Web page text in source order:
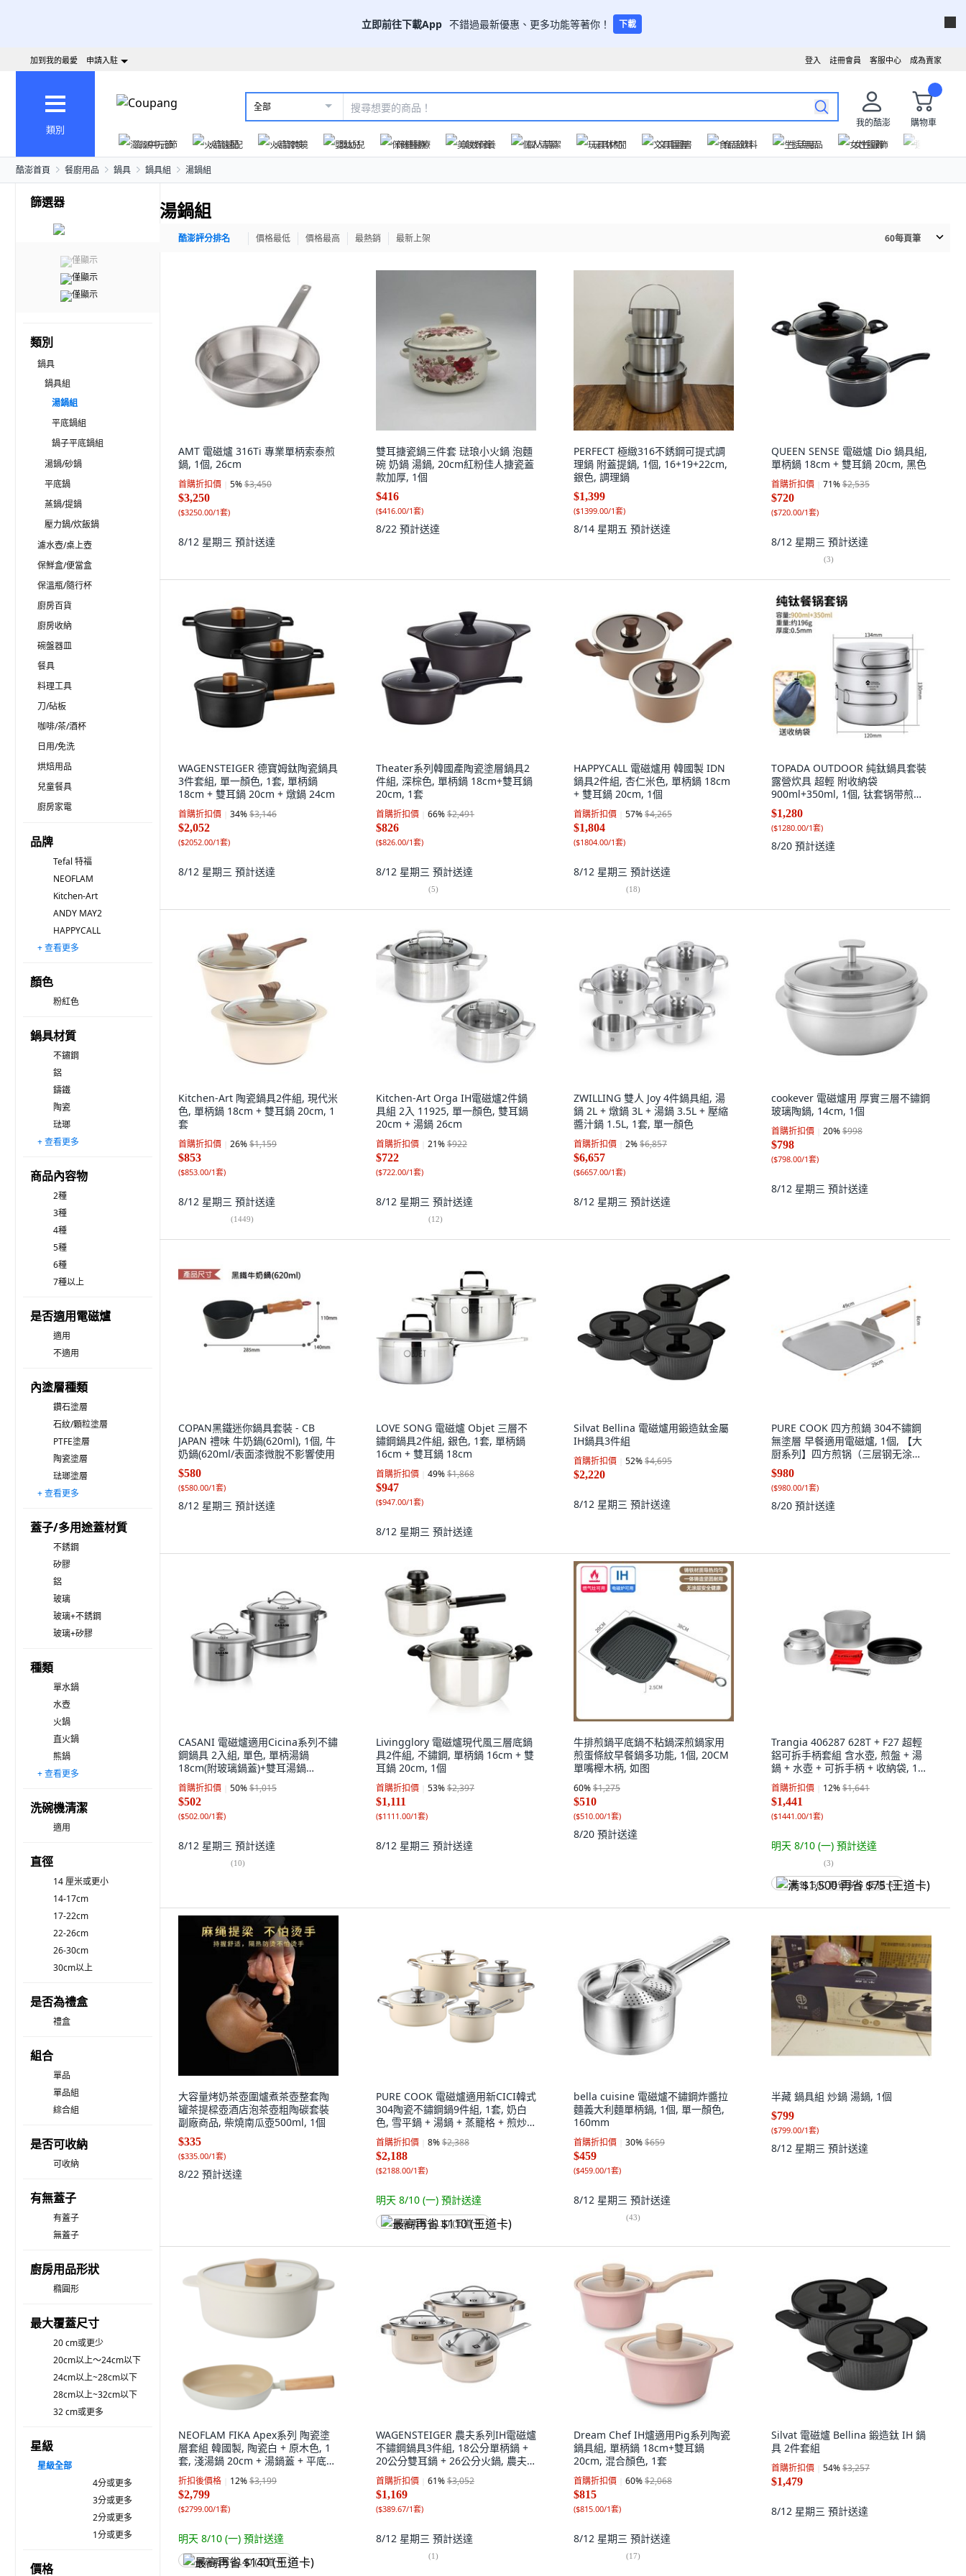
立即前往下載App 不錯過最新優惠、更多功能等著你！ 下載
成為賣家
客服中心
註冊會員
登入
加到我的最愛 申請入駐
類別
全部
我的酷澎
購物車
澎派中元節
火箭速配 火箭跨境 嬰幼兒 保健醫療 美妝保養 個人清潔 玩具休閒 文具圖書 食品飲料 生活用品 女性服飾
酷澎首頁 餐廚用品 鍋具 鍋具組 湯鍋組
篩選器
僅顯示
僅顯示
僅顯示
類別
鍋具
鍋具組
湯鍋組
平底鍋組
鍋子平底鍋組
湯鍋/砂鍋
平底鍋
蒸鍋/提鍋
壓力鍋/炊飯鍋
濾水壺/桌上壺
保鮮盒/便當盒
保溫瓶/隨行杯
廚房百貨
廚房收納
碗盤器皿
餐具
料理工具
刀/砧板
咖啡/茶/酒杯
日用/免洗
烘焙用品
兒童餐具
廚房家電
品牌
Tefal 特福
NEOFLAM
Kitchen-Art
ANDY MAY2
HAPPYCALL
QUEEN SENSE
WAGENSTEIGER
comet
PLUS PERFECT 理想
ZWILLING 雙人
無品牌
MASIONS 美心
Kitchenwell
bella cuisine
IRIS OHYAMA 愛麗思歐雅瑪
PNPOONGNYUN
Silvat
Modern House
HANIL STAINLESS STEEL
ELO
+ 查看更多
顏色
粉紅色
鍋具材質
不鏽鋼
鋁
鑄鐵
陶瓷
琺瑯
混合型
石頭
鐵
銅
+ 查看更多
商品內容物
2種
3種
4種
5種
6種
7種以上
是否適用電磁爐
適用
不適用
內塗層種類
鑽石塗層
石紋/顆粒塗層
PTFE塗層
陶瓷塗層
琺瑯塗層
鈦塗層
其他塗層
+ 查看更多
蓋子/多用途蓋材質
不銹鋼
矽膠
鋁
玻璃
玻璃+不銹鋼
玻璃+矽膠
種類
單水鍋
水壺
火鍋
直火鍋
熊鍋
汽船
桶
圖克貝吉
+ 查看更多
洗碗機清潔
適用
直徑
14 厘米或更小
14-17cm
17-22cm
22-26cm
26-30cm
30cm以上
是否為禮盒
禮盒
組合
單品
單品組
綜合組
是否可收納
可收納
有無蓋子
有蓋子
無蓋子
廚房用品形狀
橢圓形
最大覆蓋尺寸
20 cm或更少
20cm以上～24cm以下
24cm以上~28cm以下
28cm以上~32cm以下
32 cm或更多
星級
星級全部
4分或更多
3分或更多
2分或更多
1分或更多
價格
湯鍋組
酷澎評分排名 價格最低 價格最高 最熱銷 最新上架 60每頁筆
AMT 電磁爐 316Ti 專業單柄索泰煎
鍋, 1個, 26cm
首購折扣價 5%$3,450
$3,250
($3250.00/1套)
8/12 星期三 預計送達
雙耳搪瓷鍋三件套 琺琅小火鍋 泡麵
碗 奶鍋 湯鍋, 20cm紅粉佳人搪瓷蓋
款加厚, 1個
$416
($416.00/1套)
8/22 預計送達
PERFECT 極緻316不銹鋼可提式調
理鍋 附蓋提鍋, 1個, 16+19+22cm,
銀色, 調理鍋
$1,399
($1399.00/1套)
8/14 星期五 預計送達
QUEEN SENSE 電磁爐 Dio 鍋具組,
單柄鍋 18cm + 雙耳鍋 20cm, 黑色
首購折扣價 71%$2,535
$720
($720.00/1套)
8/12 星期三 預計送達
(3)
WAGENSTEIGER 德寶姆鈦陶瓷鍋具
3件套組, 單一顏色, 1套, 單柄鍋
18cm + 雙耳鍋 20cm + 燉鍋 24cm
首購折扣價 34%$3,146
$2,052
($2052.00/1套)
8/12 星期三 預計送達
Theater系列韓國產陶瓷塗層鍋具2
件組, 深棕色, 單柄鍋 18cm+雙耳鍋
20cm, 1套
首購折扣價 66%$2,491
$826
($826.00/1套)
8/12 星期三 預計送達
(5)
HAPPYCALL 電磁爐用 韓國製 IDN
鍋具2件組, 杏仁米色, 單柄鍋 18cm
+ 雙耳鍋 20cm, 1個
首購折扣價 57%$4,265
$1,804
($1804.00/1套)
8/12 星期三 預計送達
(18)
TOPADA OUTDOOR 純鈦鍋具套裝
露營炊具 超輕 附收納袋
900ml+350ml, 1個, 钛套锅带煎
(900ml+350ml), 1個
$1,280
($1280.00/1套)
8/20 預計送達
Kitchen-Art 陶瓷鍋具2件組, 現代米
色, 單柄鍋 18cm + 雙耳鍋 20cm, 1
套
首購折扣價 26%$1,159
$853
($853.00/1套)
8/12 星期三 預計送達
(1449)
Kitchen-Art Orga IH電磁爐2件鍋
具組 2入 11925, 單一顏色, 雙耳鍋
20cm + 湯鍋 26cm
首購折扣價 21%$922
$722
($722.00/1套)
8/12 星期三 預計送達
(12)
ZWILLING 雙人 Joy 4件鍋具組, 湯
鍋 2L + 燉鍋 3L + 湯鍋 3.5L + 壓縮
醬汁鍋 1.5L, 1套, 單一顏色
首購折扣價 2%$6,857
$6,657
($6657.00/1套)
8/12 星期三 預計送達
cookever 電磁爐用 厚實三層不鏽鋼
玻璃陶鍋, 14cm, 1個
首購折扣價 20%$998
$798
($798.00/1套)
8/12 星期三 預計送達
COPAN黑鐵迷你鍋具套裝 - CB
JAPAN 禮味 牛奶鍋(620ml), 1個, 牛
奶鍋(620ml/表面漆微脫不影響使用
$580
($580.00/1套)
8/12 星期三 預計送達
LOVE SONG 電磁爐 Objet 三層不
鏽鋼鍋具2件組, 銀色, 1套, 單柄鍋
16cm + 雙耳鍋 18cm
首購折扣價 49%$1,868
$947
($947.00/1套)
8/12 星期三 預計送達
Silvat Bellina 電磁爐用鍛造鈦金屬
IH鍋具3件組
首購折扣價 52%$4,695
$2,220
8/12 星期三 預計送達
PURE COOK 四方煎鍋 304不鏽鋼
無塗層 早餐適用電磁爐, 1個, 【大
厨系列】四方煎锅（三层钢无涂
层）, 银色
$980
($980.00/1套)
8/20 預計送達
CASANI 電磁爐適用Cicina系列不鏽
鋼鍋具 2入組, 單色, 單柄湯鍋
18cm(附玻璃鍋蓋)+雙耳湯鍋
20cm(附玻璃鍋蓋), 1套
首購折扣價 50%$1,015
$502
($502.00/1套)
8/12 星期三 預計送達
(10)
Livingglory 電磁爐現代風三層底鍋
具2件組, 不鏽鋼, 單柄鍋 16cm + 雙
耳鍋 20cm, 1個
首購折扣價 53%$2,397
$1,111
($1111.00/1套)
8/12 星期三 預計送達
牛排煎鍋平底鍋不粘鍋深煎鍋家用
煎蛋條紋早餐鍋多功能, 1個, 20CM
單嘴櫸木柄, 如图
60%$1,275
$510
($510.00/1套)
8/20 預計送達
Trangia 406287 628T + F27 超輕
鋁可拆手柄套組 含水壺, 煎盤 + 湯
鍋 + 水壺 + 可拆手柄 + 收納袋, 1組,
銀色 + 黑色 + 紅色
首購折扣價 12%$1,641
$1,441
($1441.00/1套)
明天 8/10 (一) 預計送達
(3)
满 $1,500 再省 $75 (王道卡)
大容量烤奶茶壺圍爐煮茶壺整套陶
罐茶提樑壺酒店泡茶壺粗陶碳套裝
副廠商品, 柴燒南瓜壺500ml, 1個
$335
($335.00/1套)
8/22 預計送達
PURE COOK 電磁爐適用新CICI韓式
304陶瓷不鏽鋼鍋9件組, 1套, 奶白
色, 雪平鍋 + 湯鍋 + 蒸籠格 + 煎炒
鍋 + 加深湯鍋 + 4個矽膠玻璃蓋
首購折扣價 8%$2,388
$2,188
($2188.00/1套)
明天 8/10 (一) 預計送達
最高再省 $110 (王道卡)
bella cuisine 電磁爐不鏽鋼炸醬拉
麵義大利麵單柄鍋, 1個, 單一顏色,
160mm
首購折扣價 30%$659
$459
($459.00/1套)
8/12 星期三 預計送達
(43)
半藏 鍋具組 炒鍋 湯鍋, 1個
$799
($799.00/1套)
8/12 星期三 預計送達
NEOFLAM FIKA Apex系列 陶瓷塗
層套組 韓國製, 陶瓷白 + 原木色, 1
套, 淺湯鍋 20cm + 湯鍋蓋 + 平底鍋
24cm
折扣後價格 12%$3,199
$2,799
($2799.00/1套)
明天 8/10 (一) 預計送達
最高再省 $140 (王道卡)
WAGENSTEIGER 農夫系列IH電磁爐
不鏽鋼鍋具3件組, 18公分單柄鍋 +
20公分雙耳鍋 + 26公分火鍋, 農夫
象牙白
首購折扣價 61%$3,052
$1,169
($389.67/1套)
8/12 星期三 預計送達
(1)
Dream Chef IH爐適用Pig系列陶瓷
鍋具組, 單柄鍋 18cm+雙耳鍋
20cm, 混合顏色, 1套
首購折扣價 60%$2,068
$815
($815.00/1套)
8/12 星期三 預計送達
(17)
Silvat 電磁爐 Bellina 鍛造鈦 IH 鍋
具 2件套組
首購折扣價 54%$3,257
$1,479
8/12 星期三 預計送達